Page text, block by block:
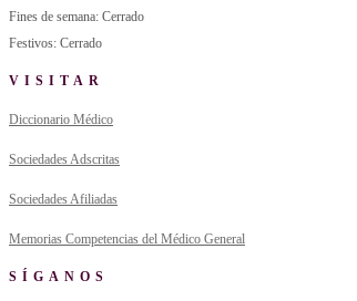
Fines de semana: Cerrado
Festivos: Cerrado
VISITAR
Diccionario Médico
Sociedades Adscritas
Sociedades Afiliadas
Memorias Competencias del Médico General
SÍGANOS